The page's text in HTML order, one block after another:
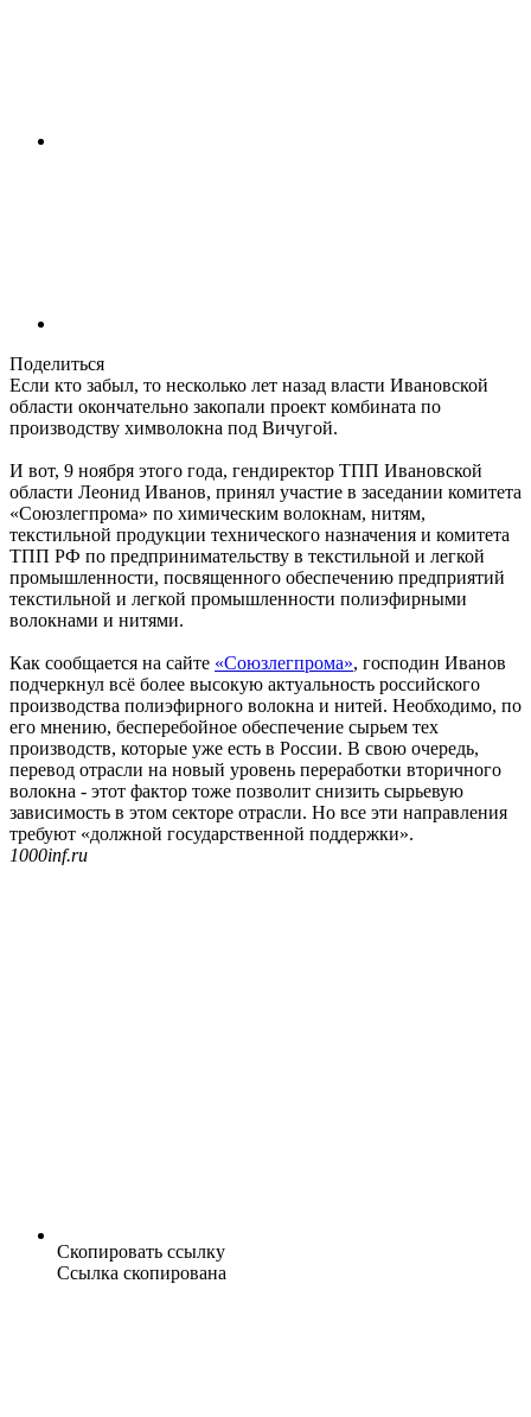
Поделиться
Если кто забыл, то несколько лет назад власти Ивановской
области окончательно закопали проект комбината по
производству химволокна под Вичугой.
И вот, 9 ноября этого года, гендиректор ТПП Ивановской
области Леонид Иванов, принял участие в заседании комитета
«Союзлегпрома» по химическим волокнам, нитям,
текстильной продукции технического назначения и комитета
ТПП РФ по предпринимательству в текстильной и легкой
промышленности, посвященного обеспечению предприятий
текстильной и легкой промышленности полиэфирными
волокнами и нитями.
Как сообщается на сайте «Союзлегпрома», господин Иванов
подчеркнул всё более высокую актуальность российского
производства полиэфирного волокна и нитей. Необходимо, по
его мнению, бесперебойное обеспечение сырьем тех
производств, которые уже есть в России. В свою очередь,
перевод отрасли на новый уровень переработки вторичного
волокна - этот фактор тоже позволит снизить сырьевую
зависимость в этом секторе отрасли. Но все эти направления
требуют «должной государственной поддержки».
1000inf.ru
Скопировать ссылку
Ссылка скопирована